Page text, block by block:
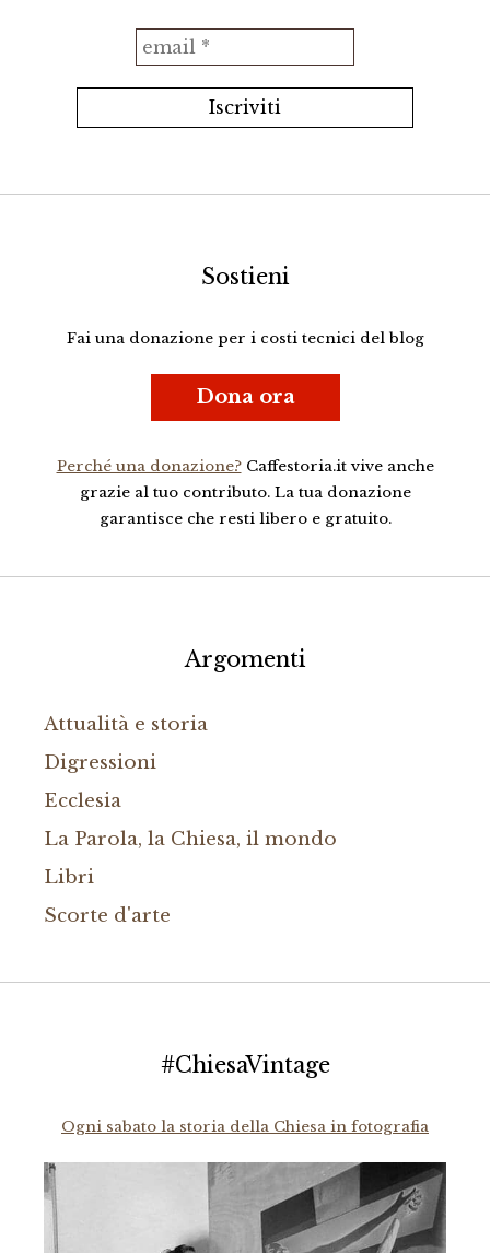
Sostieni
Fai una donazione per i costi tecnici del blog
Dona ora
Perché una donazione?Caffestoria.it vive anche
grazie al tuo contributo. La tua donazione
garantisce che resti libero e gratuito.
Argomenti
Attualità e storia
Digressioni
Ecclesia
La Parola, la Chiesa, il mondo
Libri
Scorte d'arte
#ChiesaVintage
Ogni sabato la storia della Chiesa in fotografia